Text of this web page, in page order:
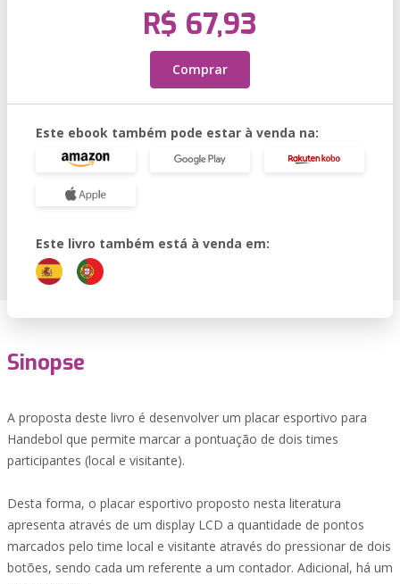
R$ 67,93
Comprar
Este ebook também pode estar à venda na:
Este livro também está à venda em:
Sinopse
A proposta deste livro é desenvolver um placar esportivo para
Handebol que permite marcar a pontuação de dois times
participantes (local e visitante).
Desta forma, o placar esportivo proposto nesta literatura
apresenta através de um display LCD a quantidade de pontos
marcados pelo time local e visitante através do pressionar de dois
botões, sendo cada um referente a um contador. Adicional, há um